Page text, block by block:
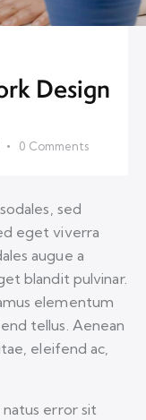
Design
0 Comments
sed
eget viverra
augue a
blandit pulvinar.
elementum
tellus. Aenean
eleifend ac,
error sit